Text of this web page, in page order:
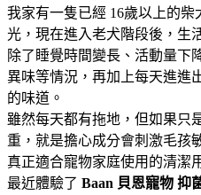
我家有一隻已經 16歲以上的
光，現在進入老犬階段後，生
除了睡覺時間變長、活動量下
異味等情況，再加上每天進進
的味道。
雖然每天都有拖地，但如果只
重，就是擔心成分會刺激毛孩
真正適合寵物家庭使用的清潔
最近體驗了 Baan 貝恩寵物 抑